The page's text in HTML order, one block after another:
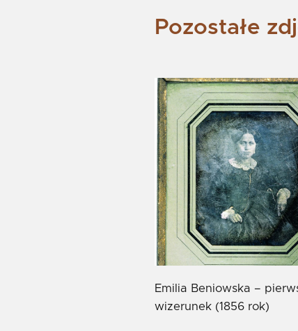
Pozostałe
Emilia Beniowska –
wizerunek (1856 rok)